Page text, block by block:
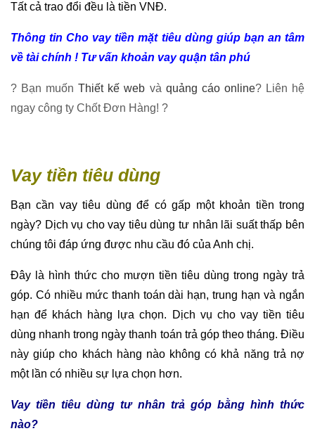
Tất cả trao đổi đều là tiền VNĐ.
Thông tin Cho vay tiền mặt tiêu dùng giúp bạn an tâm
về tài chính ! Tư vấn khoản vay quận tân phú
? Bạn muốnThiết kế web và quảng cáo online? Liên hệ
ngay công ty Chốt Đơn Hàng! ?
Vay tiền tiêu dùng
Bạn cần vay tiêu dùng để có gấp một khoản tiền trong
ngày? Dịch vụ cho vay tiêu dùng tư nhân lãi suất thấp bên
chúng tôi đáp ứng được nhu cầu đó của Anh chị.
Đây là hình thức cho mượn tiền tiêu dùng trong ngày trả
góp. Có nhiều mức thanh toán dài hạn, trung hạn và ngắn
hạn để khách hàng lựa chọn. Dịch vụ cho vay tiền tiêu
dùng nhanh trong ngày thanh toán trả góp theo tháng. Điều
này giúp cho khách hàng nào không có khả năng trả nợ
một lần có nhiều sự lựa chọn hơn.
Vay tiền tiêu dùng tư nhân trả góp bằng hình thức
nào?